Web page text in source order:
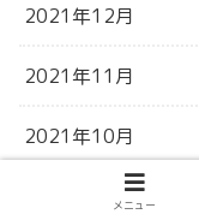
2021年12月
2021年11月
2021年10月
2021年9月メニュー